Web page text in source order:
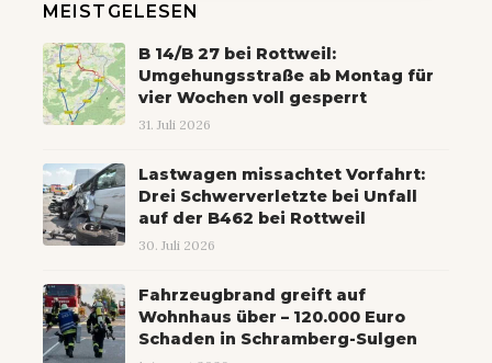
MEISTGELESEN
B 14/B 27 bei Rottweil:
Umgehungsstraße ab Montag für
vier Wochen voll gesperrt
31. Juli 2026
Lastwagen missachtet Vorfahrt:
Drei Schwerverletzte bei Unfall
auf der B462 bei Rottweil
30. Juli 2026
Fahrzeugbrand greift auf
Wohnhaus über – 120.000 Euro
Schaden in Schramberg-Sulgen